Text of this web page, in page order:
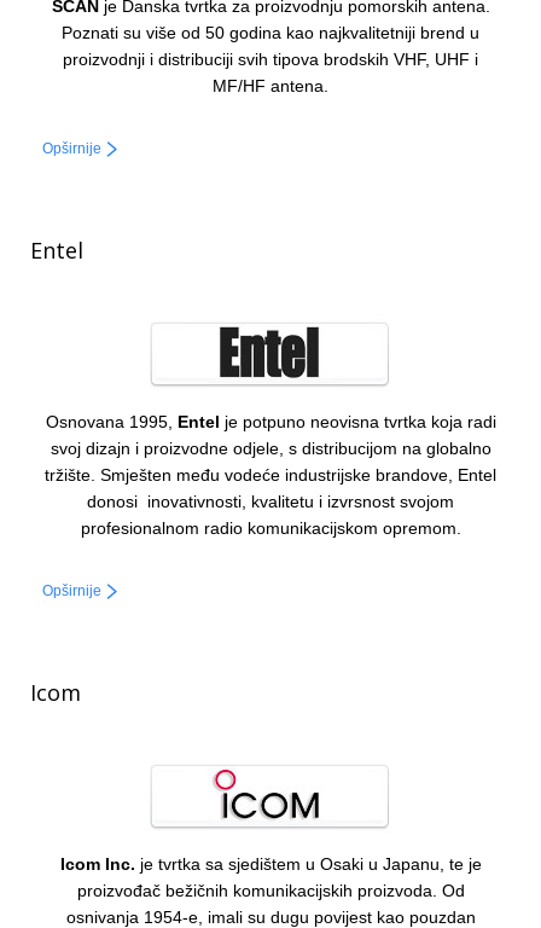
SCANje Danska tvrtka za proizvodnju pomorskih antena.
Poznati su više od 50 godina kao najkvalitetniji brend u
proizvodnji i distribuciji svih tipova brodskih VHF, UHF i
MF/HF antena.
Opširnije
Entel
Osnovana 1995, Entel je potpuno neovisna tvrtka koja radi
svoj dizajn i proizvodne odjele, s distribucijom na globalno
tržište. Smješten među vodeće industrijske brandove, Entel
donosi inovativnosti, kvalitetu i izvrsnost svojom
profesionalnom radio komunikacijskom opremom.
Opširnije
Icom
Icom Inc. je tvrtka sa sjedištem u Osaki u Japanu, te je
proizvođač bežičnih komunikacijskih proizvoda. Od
osnivanja 1954-e, imali su dugu povijest kao pouzdan